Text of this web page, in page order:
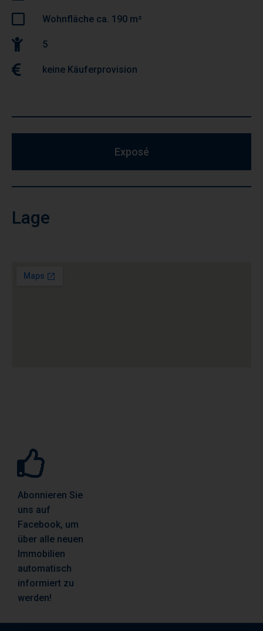
Wohnfläche ca. 190 m²
5
keine Käuferprovision
Exposé
Lage
Abonnieren Sie
uns auf
Facebook, um
über alle neuen
Immobilien
automatisch
informiert zu
werden!